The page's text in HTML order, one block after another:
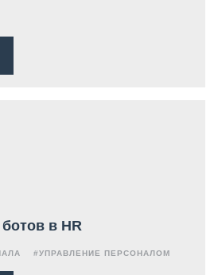
в HR
#УПРАВЛЕНИЕ ПЕРСОНАЛОМ